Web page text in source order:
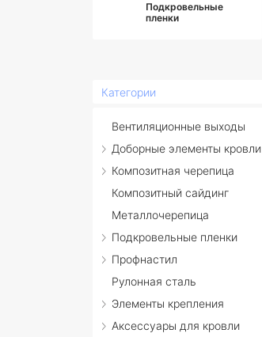
Подкровельные
пленки
Категории
Вентиляционные выходы
Доборные элементы кровли
Композитная черепица
Композитный сайдинг
Металлочерепица
Подкровельные пленки
Профнастил
Рулонная сталь
Элементы крепления
Аксессуары для кровли